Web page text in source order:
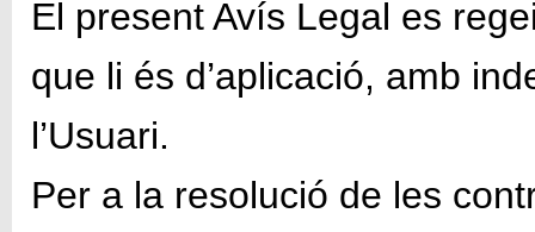
El present Avís Legal es
que li és d’aplicació, amb
l’Usuari.
Per a la resolució de les